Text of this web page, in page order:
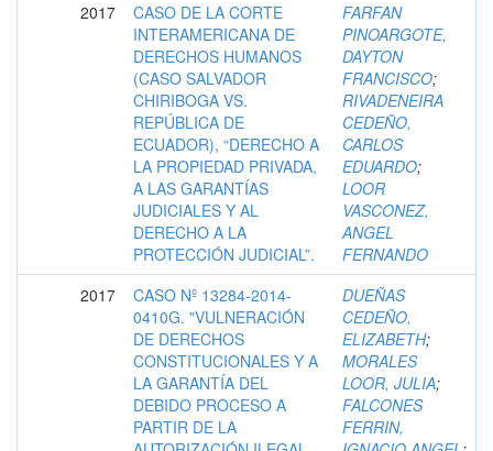
2017
CASO DE LA CORTE
INTERAMERICANA DE
DERECHOS HUMANOS
(CASO SALVADOR
CHIRIBOGA VS.
REPÚBLICA DE
ECUADOR), “DERECHO A
LA PROPIEDAD PRIVADA,
A LAS GARANTÍAS
JUDICIALES Y AL
DERECHO A LA
PROTECCIÓN JUDICIAL”.
FARFAN
PINOARGOTE,
DAYTON
FRANCISCO;
RIVADENEIRA
CEDEÑO,
CARLOS
EDUARDO;
LOOR
VASCONEZ,
ANGEL
FERNANDO
2017
CASO Nº 13284-2014-
0410G. "VULNERACIÓN
DE DERECHOS
CONSTITUCIONALES Y A
LA GARANTÍA DEL
DEBIDO PROCESO A
PARTIR DE LA
DUEÑAS
CEDEÑO,
ELIZABETH;
MORALES
LOOR, JULIA;
FALCONES
FERRIN,